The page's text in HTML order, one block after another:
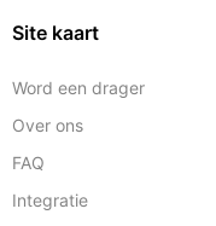
Site kaart
Word een drager
Over ons
FAQ
Integratie